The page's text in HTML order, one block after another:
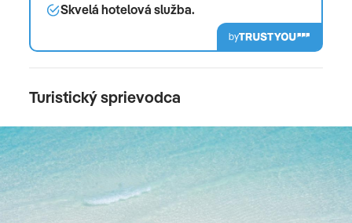
Skvelá hotelová služba.
by
Turistický sprievodca